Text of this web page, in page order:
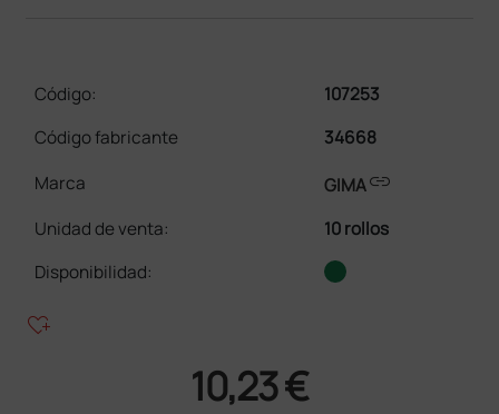
Código:
107253
Código fabricante
34668
Marca
GIMAlink
Unidad de venta:
10 rollos
Disponibilidad:
heart_plus
10,23 €